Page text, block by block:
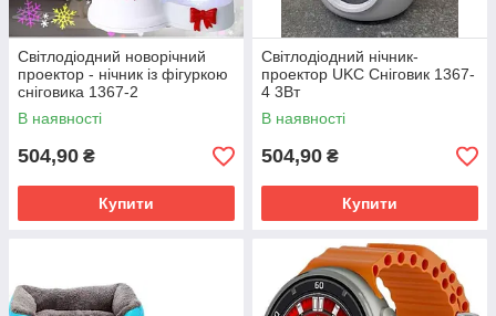
Світлодіодний новорічний
проектор - нічник із фігуркою
сніговика 1367-2
В наявності
504,90 ₴
Купити
Світлодіодний нічник-
проектор UKC Сніговик 1367-
4 3Вт
В наявності
504,90 ₴
Купити